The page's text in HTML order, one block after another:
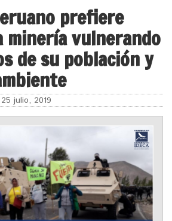
prefiere
vulnerando
de su población y
25 julio, 2019